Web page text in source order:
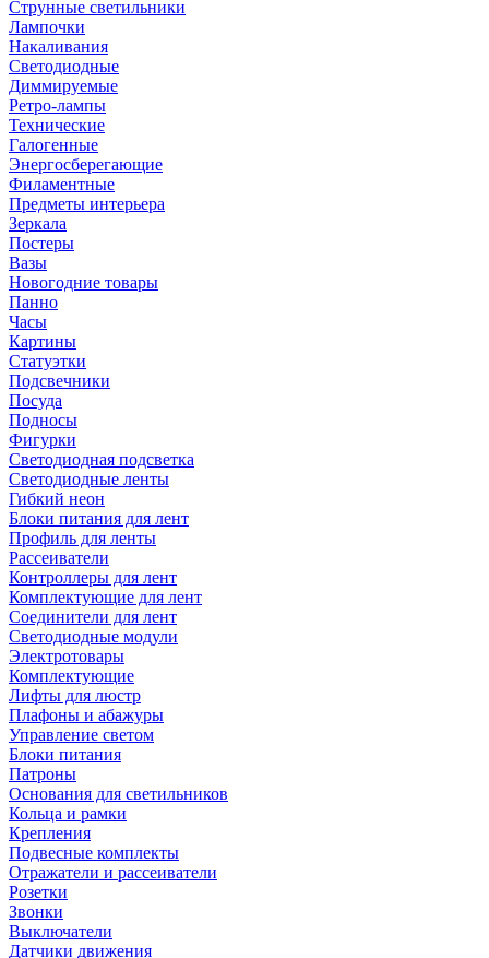
Струнные светильники
Лампочки
Накаливания
Светодиодные
Диммируемые
Ретро-лампы
Технические
Галогенные
Энергосберегающие
Филаментные
Предметы интерьера
Зеркала
Постеры
Вазы
Новогодние товары
Панно
Часы
Картины
Статуэтки
Подсвечники
Посуда
Подносы
Фигурки
Светодиодная подсветка
Светодиодные ленты
Гибкий неон
Блоки питания для лент
Профиль для ленты
Рассеиватели
Контроллеры для лент
Комплектующие для лент
Соединители для лент
Светодиодные модули
Электротовары
Комплектующие
Лифты для люстр
Плафоны и абажуры
Управление светом
Блоки питания
Патроны
Основания для светильников
Кольца и рамки
Крепления
Подвесные комплекты
Отражатели и рассеиватели
Розетки
Звонки
Выключатели
Датчики движения